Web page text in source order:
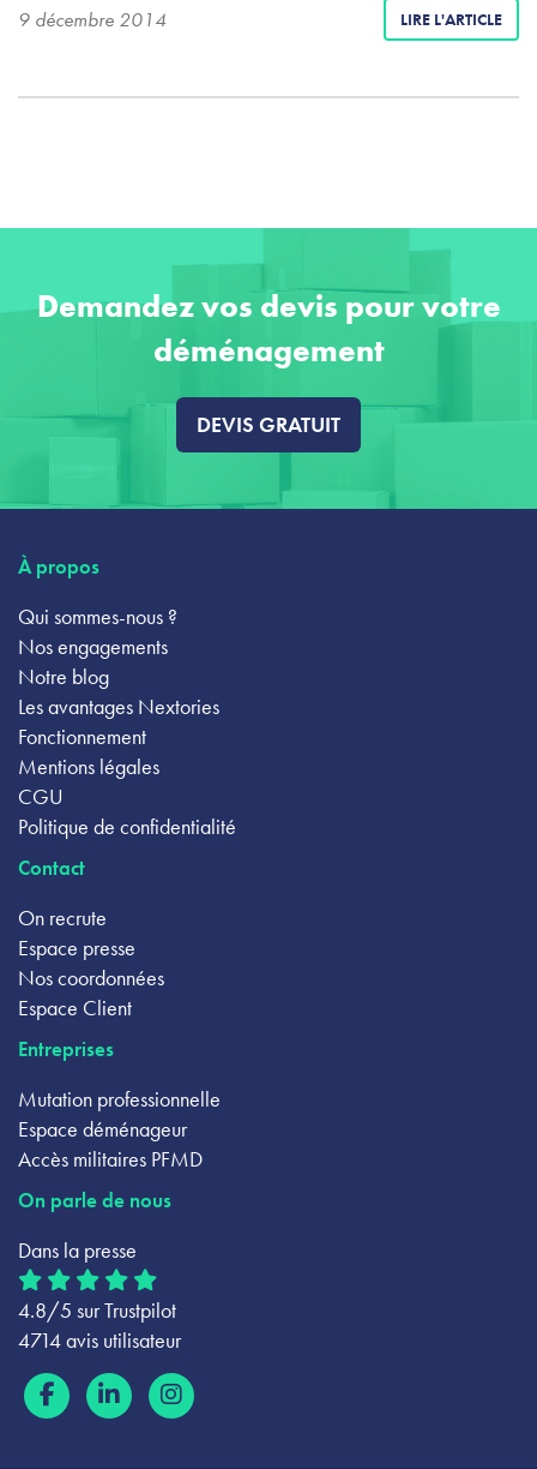
9 décembre 2014 LIRE L'ARTICLE
Demandez vos devis pour votre
déménagement
DEVIS GRATUIT
À propos
Qui sommes-nous ?
Nos engagements
Notre blog
Les avantages Nextories
Fonctionnement
Mentions légales
CGU
Politique de confidentialité
Contact
On recrute
Espace presse
Nos coordonnées
Espace Client
Entreprises
Mutation professionnelle
Espace déménageur
Accès militaires PFMD
On parle de nous
Dans la presse
4.8/5 sur Trustpilot
4714 avis utilisateur